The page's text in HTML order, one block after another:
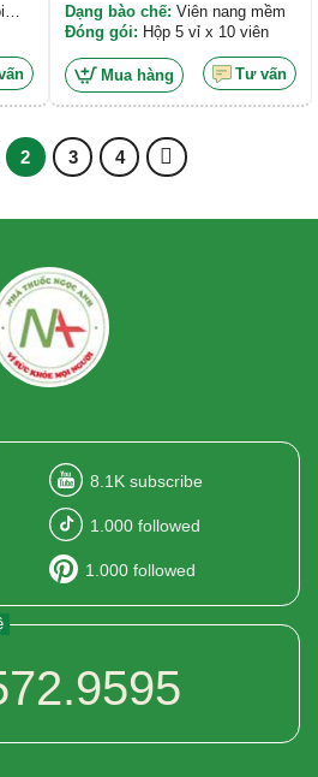
Dạng bào chế: Viên nang mềm
Đóng gói: Hộp 5 vỉ x 10 viên
Mua hàng Tư vấn
2 3 4
8.1K subscribe
1.000 followed
1.000 followed